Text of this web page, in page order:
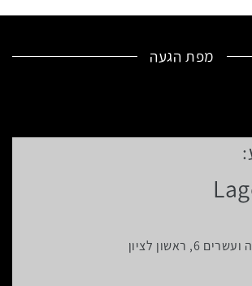
מפת הגעה
6, ראשון לציון
גוגל
האירוע.